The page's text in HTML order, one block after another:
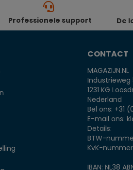
Professionele support De
CONTACT
MAGAZIJN.NL
Industrieweg
1231 KG
Nederland
Bel ons: +31
E-mail ons:
Details:
BTW-
KvK-
IBAN: NL38